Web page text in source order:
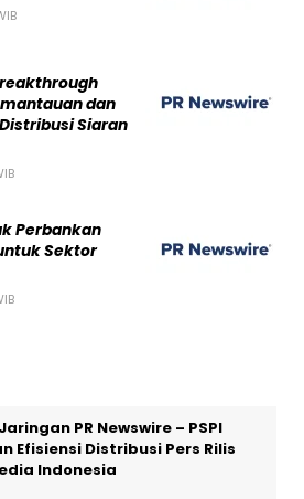
dan
Siaran
Perbankan
Sektor
PR Newswire – PSPI
Efisiensi Distribusi Pers Rilis
Indonesia